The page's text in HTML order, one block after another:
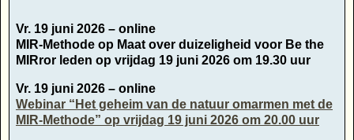
Vr. 19 juni 2026 – online
MIR-Methode op Maat over duizeligheid voor Be the
MIRror leden op vrijdag 19 juni 2026 om 19.30 uur
Vr. 19 juni 2026 – online
Webinar “Het geheim van de natuur omarmen met de
MIR-Methode” op vrijdag 19 juni 2026 om 20.00 uur